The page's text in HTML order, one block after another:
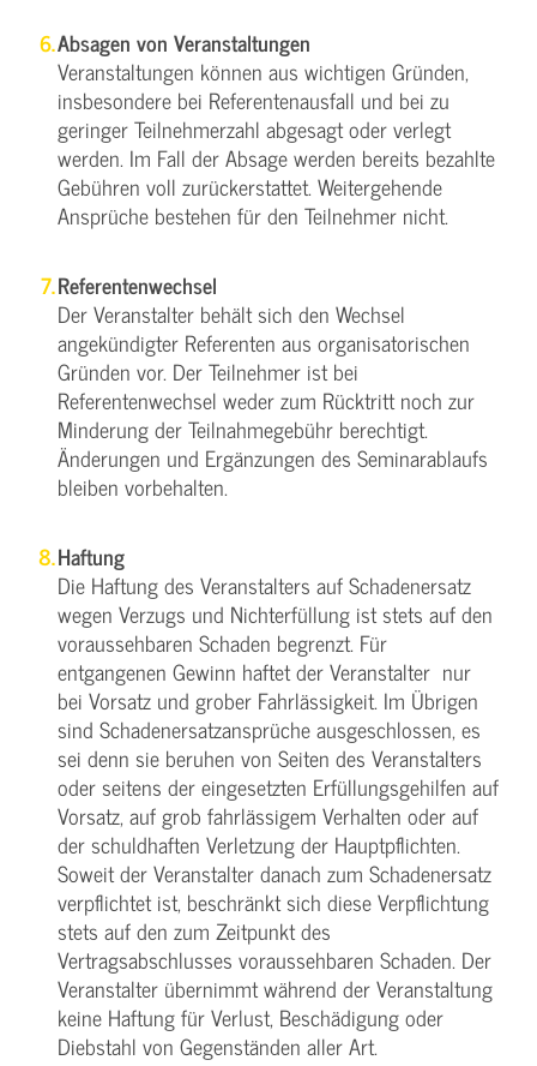
Absagen von Veranstaltungen
Veranstaltungen können aus wichtigen Gründen,
insbesondere bei Referentenausfall und bei zu
geringer Teilnehmerzahl abgesagt oder verlegt
werden. Im Fall der Absage werden bereits bezahlte
Gebühren voll zurückerstattet. Weitergehende
Ansprüche bestehen für den Teilnehmer nicht.
Referentenwechsel
Der Veranstalter behält sich den Wechsel
angekündigter Referenten aus organisatorischen
Gründen vor. Der Teilnehmer ist bei
Referentenwechsel weder zum Rücktritt noch zur
Minderung der Teilnahmegebühr berechtigt.
Änderungen und Ergänzungen des Seminarablaufs
bleiben vorbehalten.
Haftung
Die Haftung des Veranstalters auf Schadenersatz
wegen Verzugs und Nichterfüllung ist stets auf den
voraussehbaren Schaden begrenzt. Für
entgangenen Gewinn haftet der Veranstalter nur
bei Vorsatz und grober Fahrlässigkeit. Im Übrigen
sind Schadenersatzansprüche ausgeschlossen, es
sei denn sie beruhen von Seiten des Veranstalters
oder seitens der eingesetzten Erfüllungsgehilfen auf
Vorsatz, auf grob fahrlässigem Verhalten oder auf
der schuldhaften Verletzung der Hauptpflichten.
Soweit der Veranstalter danach zum Schadenersatz
verpflichtet ist, beschränkt sich diese Verpflichtung
stets auf den zum Zeitpunkt des
Vertragsabschlusses voraussehbaren Schaden. Der
Veranstalter übernimmt während der Veranstaltung
keine Haftung für Verlust, Beschädigung oder
Diebstahl von Gegenständen aller Art.